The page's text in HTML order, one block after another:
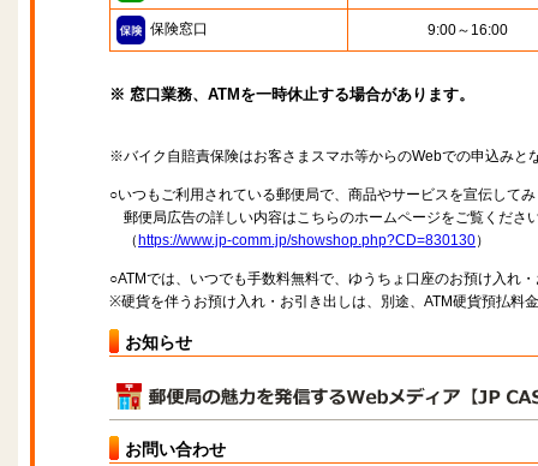
保険窓口 9:00～16:00
※ 窓口業務、ATMを一時休止する場合があります。
※バイク自賠責保険はお客さまスマホ等からのWebでの申込みと
○いつもご利用されている郵便局で、商品やサービスを宣伝して
郵便局広告の詳しい内容はこちらのホームページをご覧くださ
（ https://www.jp-comm.jp/showshop.php?CD=830130）
○ATMでは、いつでも手数料無料で、ゆうちょ口座のお預け入れ
※硬貨を伴うお預け入れ・お引き出しは、別途、ATM硬貨預払料
お知らせ
お問い合わせ